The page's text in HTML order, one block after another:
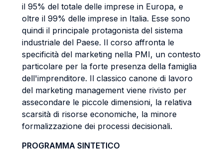
il 95% del totale delle imprese in Europa, e
oltre il 99% delle imprese in Italia. Esse sono
quindi il principale protagonista del sistema
industriale del Paese. Il corso affronta le
specificità del marketing nella PMI, un contesto
particolare per la forte presenza della famiglia
dell'imprenditore. Il classico canone di lavoro
del marketing management viene rivisto per
assecondare le piccole dimensioni, la relativa
scarsità di risorse economiche, la minore
formalizzazione dei processi decisionali.
PROGRAMMA SINTETICO